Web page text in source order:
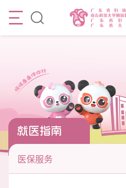
医保服务
就医指南